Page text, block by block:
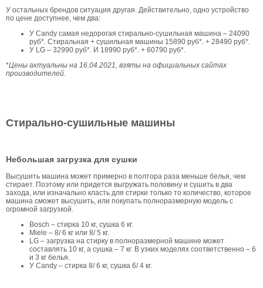
У остальных брендов ситуация другая. Действительно, одно устройство
по цене доступнее, чем два:
У Candy самая недорогая стирально-сушильная машина – 24090
руб*. Стиральная + сушильная машины 15890 руб*. + 28490 руб*.
У LG – 32990 руб*. И 18990 руб*. + 60790 руб*.
*Цены актуальны на 16.04.2021, взяты на официальных сайтах
производителей.
Стирально-сушильные машины
Небольшая загрузка для сушки
Высушить машина может примерно в полтора раза меньше белья, чем
стирает. Поэтому или придется выгружать половину и сушить в два
захода, или изначально класть для стирки только то количество, которое
машина сможет высушить, или покупать полноразмерную модель с
огромной загрузкой.
Bosch – стирка 10 кг, сушка 6 кг.
Miele – 8/ 6 кг или 8/ 5 кг.
LG – загрузка на стирку в полноразмерной машине может
составлять 10 кг, а сушка – 7 кг. В узких моделях соответственно – 6
и 3 кг белья.
У Candy – стирка 8/ 6 кг, сушка 6/ 4 кг.